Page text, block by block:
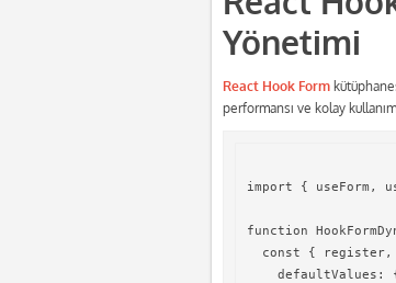
Yönetimi
React Hook Form
performansı ve kolay
import { useForm,
function
const {
defaultValues: